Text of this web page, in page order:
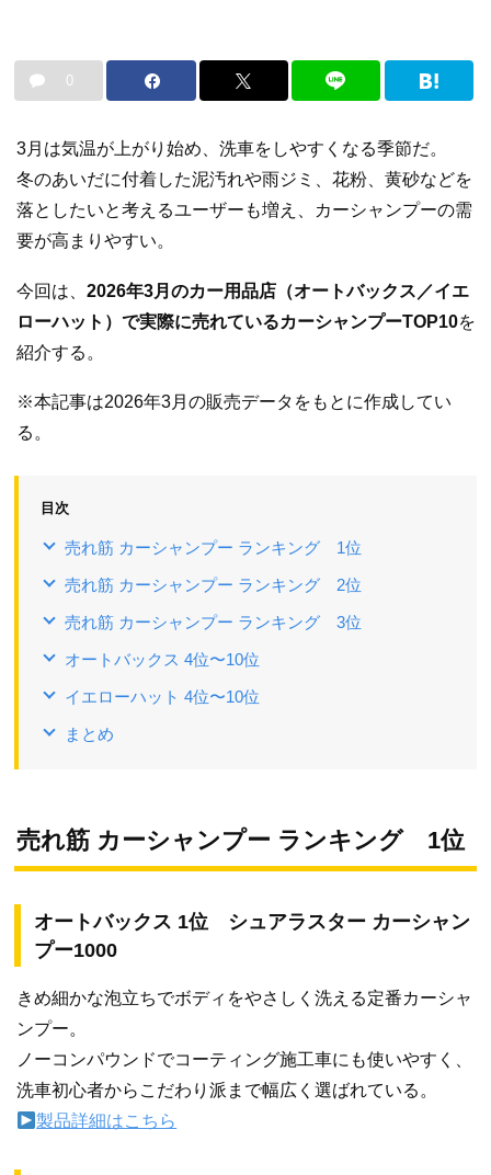
0
3月は気温が上がり始め、洗車をしやすくなる季節だ。
冬のあいだに付着した泥汚れや雨ジミ、花粉、黄砂などを
落としたいと考えるユーザーも増え、カーシャンプーの需
要が高まりやすい。
今回は、 2026年3月のカー用品店（オートバックス／イエ
ローハット）で実際に売れているカーシャンプーTOP10を
紹介する。
※本記事は2026年3月の販売データをもとに作成してい
る。
目次
売れ筋 カーシャンプー ランキング 1位
売れ筋 カーシャンプー ランキング 2位
売れ筋 カーシャンプー ランキング 3位
オートバックス 4位〜10位
イエローハット 4位〜10位
まとめ
売れ筋 カーシャンプー ランキング 1位
オートバックス 1位 シュアラスター カーシャン
プー1000
きめ細かな泡立ちでボディをやさしく洗える定番カーシャ
ンプー。
ノーコンパウンドでコーティング施工車にも使いやすく、
洗車初心者からこだわり派まで幅広く選ばれている。
製品詳細はこちら